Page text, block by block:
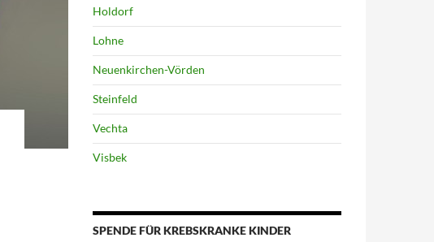
Holdorf
Lohne
Neuenkirchen-Vörden
Steinfeld
Vechta
Visbek
SPENDE FÜR KREBSKRANKE KINDER